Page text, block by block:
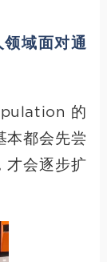
领域面对通
的
本都会先尝
才会逐步扩